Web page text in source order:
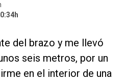
del brazo y me llevó
seis metros, por un
en el interior de una